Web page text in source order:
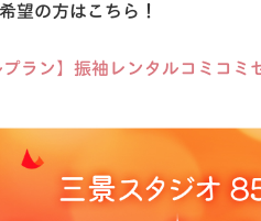
望の方はこちら！
ラン】振袖レンタルコミコミ